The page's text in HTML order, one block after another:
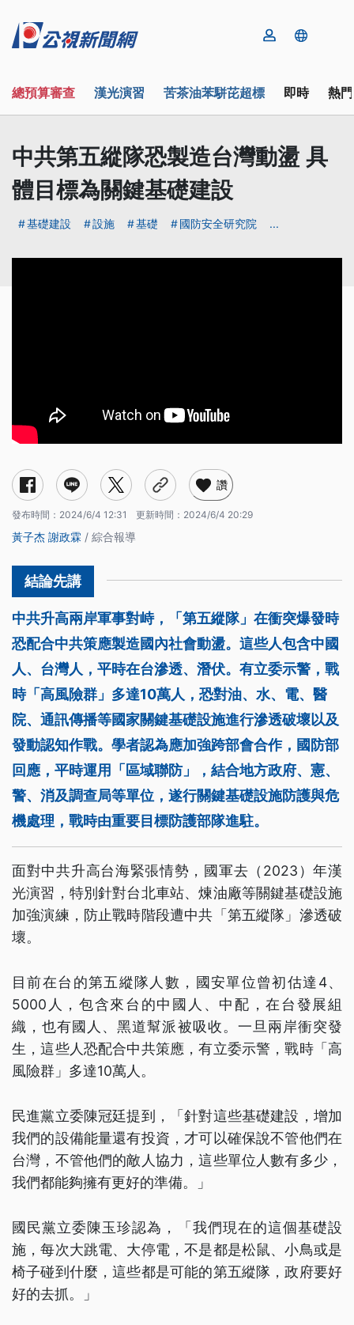
總預算審查 漢光演習 苦茶油苯駢芘超標 即時 熱
中共第五縱隊恐製造台灣動盪 具
體目標為關鍵基礎建設
基礎建設 設施 基礎 國防安全研究院 ...
讚
發布時間： 2024/6/4 12:31 更新時間： 2024/6/4 20:29
黃子杰 謝政霖 / 綜合報導
中共升高兩岸軍事對峙，「第五縱隊」在衝突爆發時
恐配合中共策應製造國內社會動盪。這些人包含中國
人、台灣人，平時在台滲透、潛伏。有立委示警，戰
時「高風險群」多達10萬人，恐對油、水、電、醫
院、通訊傳播等國家關鍵基礎設施進行滲透破壞以及
發動認知作戰。學者認為應加強跨部會合作，國防部
回應，平時運用「區域聯防」，結合地方政府、憲、
警、消及調查局等單位，遂行關鍵基礎設施防護與危
機處理，戰時由重要目標防護部隊進駐。
面對中共升高台海緊張情勢，國軍去（2023）年漢
光演習，特別針對台北車站、煉油廠等關鍵基礎設施
加強演練，防止戰時階段遭中共「第五縱隊」滲透破
壞。
目前在台的第五縱隊人數，國安單位曾初估達4、
5000人，包含來台的中國人、中配，在台發展組
織，也有國人、黑道幫派被吸收。一旦兩岸衝突發
生，這些人恐配合中共策應，有立委示警，戰時「高
風險群」多達10萬人。
民進黨立委陳冠廷提到，「針對這些基礎建設，增加
我們的設備能量還有投資，才可以確保說不管他們在
台灣，不管他們的敵人協力，這些單位人數有多少，
我們都能夠擁有更好的準備。」
國民黨立委陳玉珍認為，「我們現在的這個基礎設
施，每次大跳電、大停電，不是都是松鼠、小鳥或是
椅子碰到什麼，這些都是可能的第五縱隊，政府要好
好的去抓。」